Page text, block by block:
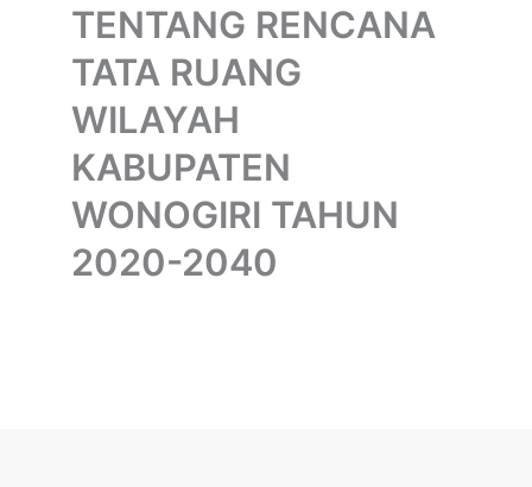
TENTANG RENCANA
TATA RUANG
WILAYAH
KABUPATEN
WONOGIRI TAHUN
2020-2040